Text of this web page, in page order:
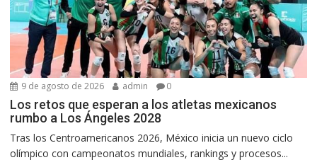
9 de agosto de 2026 admin 0
Los retos que esperan a los atletas mexicanos
rumbo a Los Ángeles 2028
Tras los Centroamericanos 2026, México inicia un nuevo ciclo
olímpico con campeonatos mundiales, rankings y procesos...